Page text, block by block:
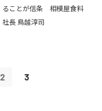
ることが信条 相模屋食料
社長 鳥越淳司
2 3